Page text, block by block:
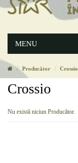
MENU
Producător Crossio
Crossio
Nu există niciun Producător.